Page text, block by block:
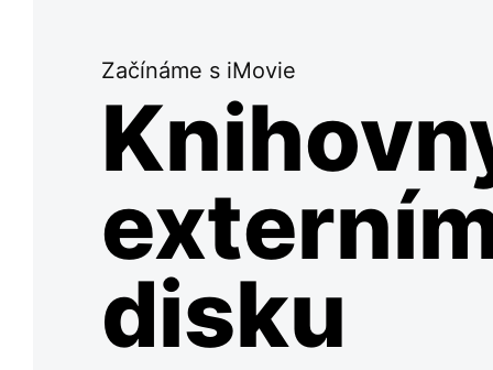
Začínáme s iMovie
disku